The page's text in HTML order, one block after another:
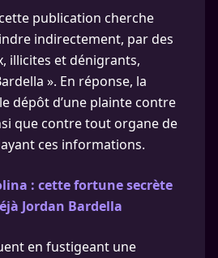
publication cherche
indirectement, par des
illicites et dénigrants,
». En réponse, la
dépôt d’une plainte contre
que contre tout organe de
ces informations.
: cette fortune secrète
Jordan Bardella
en fustigeant une